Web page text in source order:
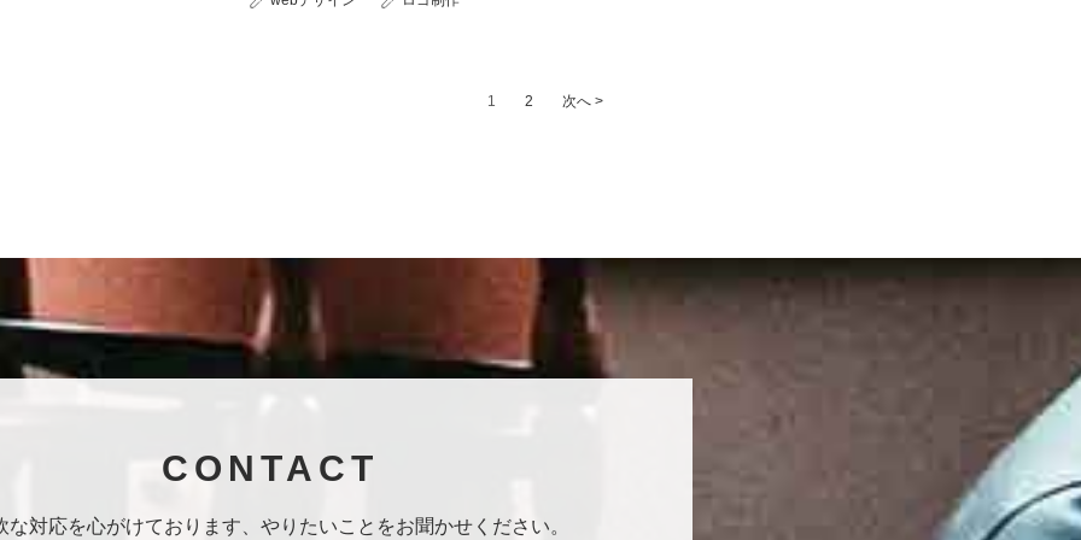
1 2 次へ >
CONTACT
な対応を心がけております、 やりたいことをお聞かせください。